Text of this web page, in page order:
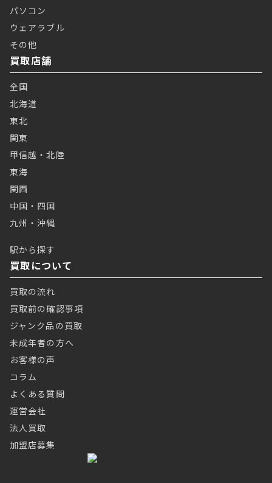
パソコン
ウェアラブル
その他
買取店舗
全国
北海道
東北
関東
甲信越・北陸
東海
関西
中国・四国
九州・沖縄
駅から探す
買取について
買取の流れ
買取前の確認事項
ジャンク品の買取
未成年者の方へ
お客様の声
コラム
よくある質問
運営会社
法人買取
加盟店募集